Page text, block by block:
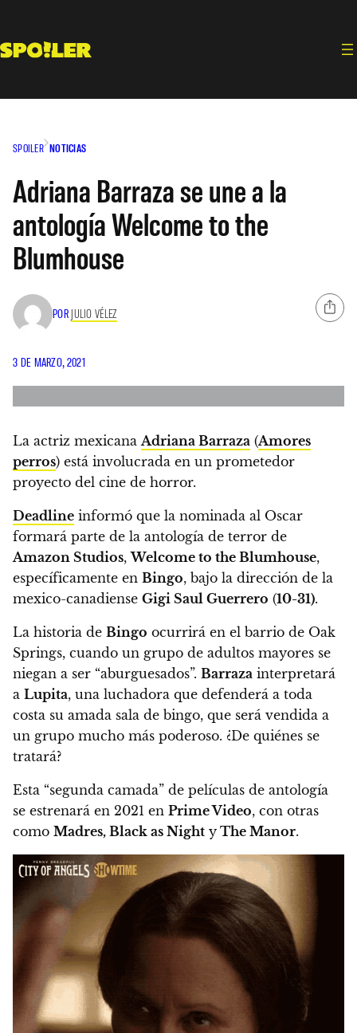
contenido
SPOILER NOTICIAS
Adriana Barraza se une a la
antología Welcome to the
Blumhouse
POR JULIO VÉLEZ
3 DE MARZO, 2021
La actriz mexicanaAdriana Barraza (Amores
perros) está involucrada en un prometedor
proyecto del cine de horror.
Deadline informó que la nominada al Oscar
formará parte de la antología de terror de
Amazon Studios,Welcome to the Blumhouse,
específicamente en Bingo, bajo la dirección de la
mexico-canadiense Gigi Saul Guerrero (10-31).
La historia de Bingo ocurrirá en el barrio de Oak
Springs, cuando un grupo de adultos mayores se
niegan a ser “aburguesados”. Barraza interpretará
a Lupita, una luchadora que defenderá a toda
costa su amada sala de bingo, que será vendida a
un grupo mucho más poderoso. ¿De quiénes se
tratará?
Esta “segunda camada” de películas de antología
se estrenará en 2021 en Prime Video, con otras
como Madres, Black as Night y The Manor.